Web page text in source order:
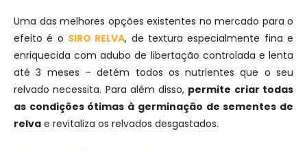
Uma das melhores opções existentes no mercado para o
efeito é o SIRO RELVA, de textura especialmente fina e
enriquecida com adubo de libertação controlada e lenta
até 3 meses – detém todos os nutrientes que o seu
relvado necessita. Para além disso, permite criar todas
as condições ótimas à germinação de sementes de
relva e revitaliza os relvados desgastados.